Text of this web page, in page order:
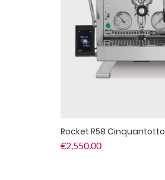
Rocket R58 Cinquantotto
€2,550.00